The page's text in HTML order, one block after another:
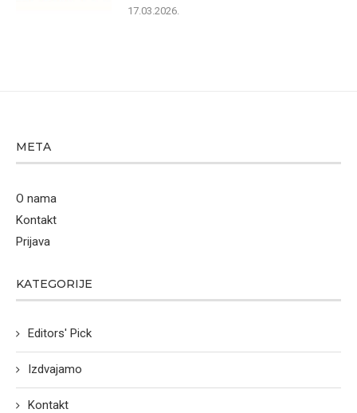
17.03.2026.
META
O nama
Kontakt
Prijava
KATEGORIJE
Editors' Pick
Izdvajamo
Kontakt